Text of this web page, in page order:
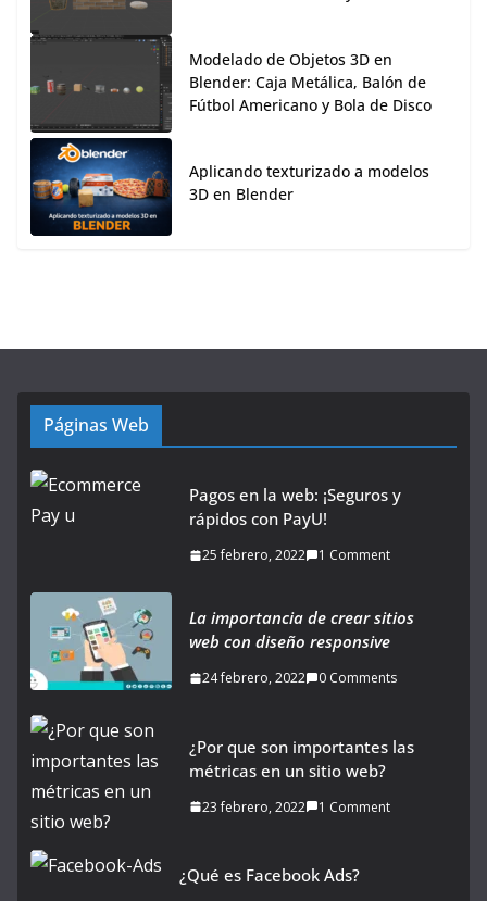
Modelado de Objetos 3D en
Blender: Caja Metálica, Balón de
Fútbol Americano y Bola de Disco
Aplicando texturizado a modelos
3D en Blender
Páginas Web
Pagos en la web: ¡Seguros y
rápidos con PayU!
25 febrero, 2022 1 Comment
La importancia de crear sitios
web con diseño responsive
24 febrero, 2022 0 Comments
¿Por que son importantes las
métricas en un sitio web?
23 febrero, 2022 1 Comment
¿Qué es Facebook Ads?